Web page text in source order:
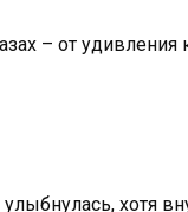
– от удивления
хотя